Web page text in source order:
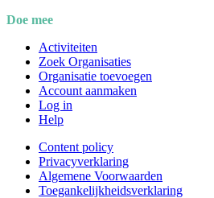
Doe mee
Activiteiten
Zoek Organisaties
Organisatie toevoegen
Account aanmaken
Log in
Help
Content policy
Privacyverklaring
Algemene Voorwaarden
Toegankelijkheidsverklaring